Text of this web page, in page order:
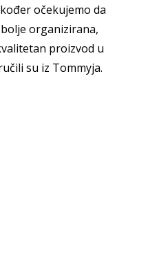
očekujemo da
organizirana,
proizvod u
su iz Tommyja.